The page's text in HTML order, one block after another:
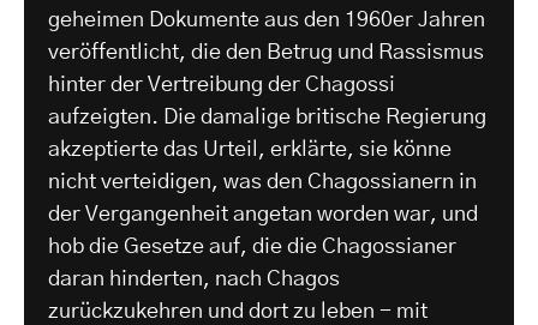
geheimen Dokumente aus den 1960er Jahren
veröffentlicht, die den Betrug und Rassismus
hinter der Vertreibung der Chagossi
aufzeigten. Die damalige britische Regierung
akzeptierte das Urteil, erklärte, sie könne
nicht verteidigen, was den Chagossianern in
der Vergangenheit angetan worden war, und
hob die Gesetze auf, die die Chagossianer
daran hinderten, nach Chagos
zurückzukehren und dort zu leben - mit